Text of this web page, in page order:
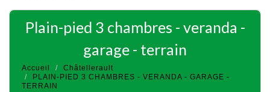
plain-pied 3 chambres - veranda -
garage - terrain
Accueil
Châtellerault
PLAIN-PIED 3 CHAMBRES - VERANDA - GARAGE -
TERRAIN